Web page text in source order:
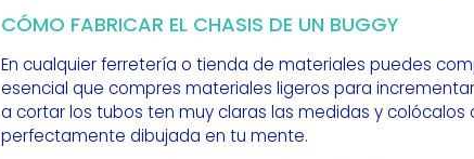
CÓMO FABRICAR EL CHASIS DE UN BUGGY
En cualquier ferretería o tienda de materiales puedes
esencial que compres materiales ligeros para
a cortar los tubos ten muy claras las medidas y
perfectamente dibujada en tu mente.